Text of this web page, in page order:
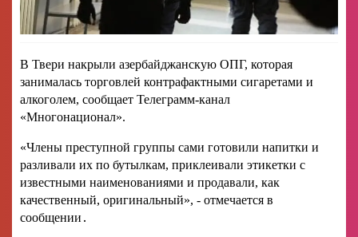
В Твери накрыли азербайджанскую ОПГ, которая
занималась торговлей контрафактными сигаретами и
алкоголем, сообщает Телеграмм-канал
«Многонационал».
«Члены преступной группы сами готовили напитки и
разливали их по бутылкам, приклеивали этикетки с
известными наименованиями и продавали, как
качественный, оригинальный», - отмечается в
сообщении․